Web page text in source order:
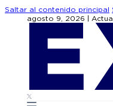
Saltar al contenido principal
agosto 9, 2026 |